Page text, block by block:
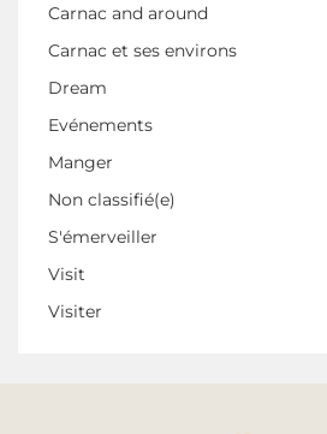
Carnac and around
Carnac et ses environs
Dream
Evénements
Manger
Non classifié(e)
S'émerveiller
Visit
Visiter